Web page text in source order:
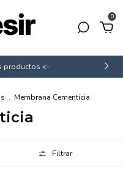
0
productos <-
. Membrana Cementicia
Filtrar